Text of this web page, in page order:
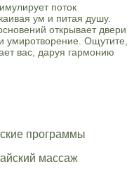
поток
ум и питая душу.
открывает двери
умиротворение. Ощутите,
вас, даруя гармонию
программы
массаж